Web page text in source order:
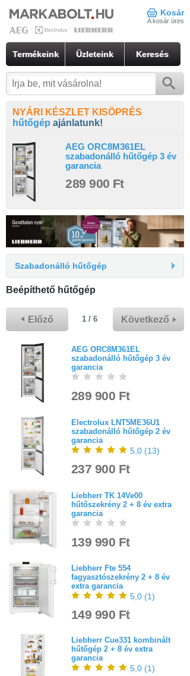
Kosár
A kosár üres
Termékeink Üzleteink Keresés
NYÁRI KÉSZLET KISÖPRÉS
hűtőgép ajánlatunk!
AEG ORC8M361EL
szabadonálló hűtőgép 3 év
garancia
289 900 Ft
Szabadonálló hűtőgép
Beépíthető hűtőgép
Előző 1 / 6 Következő
AEG ORC8M361EL
szabadonálló hűtőgép 3 év
garancia
289 900 Ft
Electrolux LNT5ME36U1
szabadonálló hűtőgép 2 év
garancia
5,0 (13)
237 900 Ft
Liebherr TK 14Ve00
hűtőszekrény 2 + 8 év extra
garancia
139 990 Ft
Liebherr Fte 554
fagyasztószekrény 2 + 8 év
extra garancia
5,0 (1)
149 990 Ft
Liebherr Cue331 kombinált
hűtőgép 2 + 8 év extra
garancia
5,0 (1)